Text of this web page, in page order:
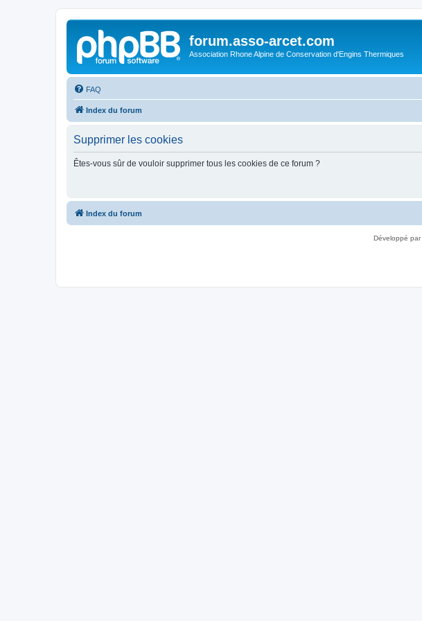
forum.asso-arcet.com
Association Rhone Alpine de Conservation d'Engins Thermiques
FAQ
Index du forum
Supprimer les cookies
Êtes-vous sûr de vouloir supprimer tous les cookies de ce forum ?
Index du forum
Développé par